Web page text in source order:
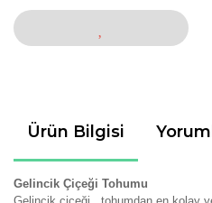
Ürün Bilgisi
Gelincik Çiçeği Tohumu